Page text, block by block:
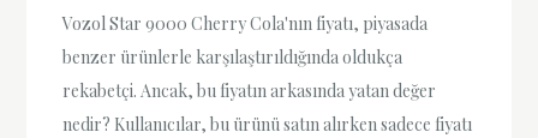
Vozol Star 9000 Cherry Cola'nın fiyatı, piyasada
benzer ürünlerle karşılaştırıldığında oldukça
rekabetçi. Ancak, bu fiyatın arkasında yatan değer
nedir? Kullanıcılar, bu ürünü satın alırken sadece fiyatı